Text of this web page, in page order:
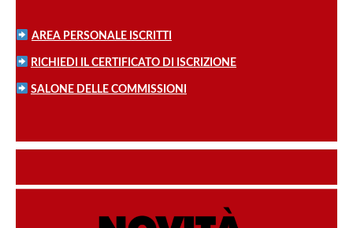
AREA PERSONALE ISCRITTI
RICHIEDI IL CERTIFICATO DI ISCRIZIONE
SALONE DELLE COMMISSIONI